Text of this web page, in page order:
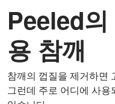
Peeled
용 참깨
참깨의 껍질을 제거하면
그런데 주로 어디에 사